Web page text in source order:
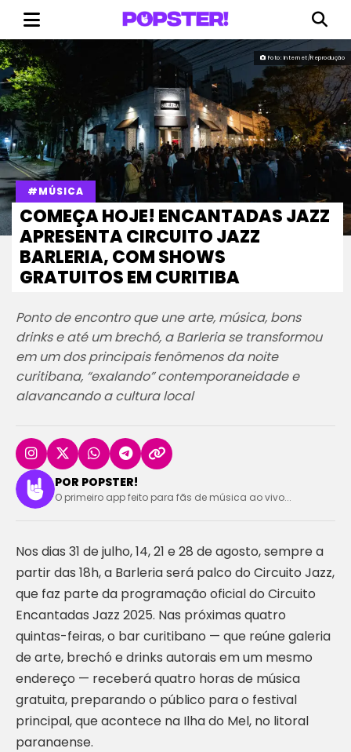
Foto: Internet/Reprodução
#MÚSICA
COMEÇA HOJE! ENCANTADAS JAZZ
APRESENTA CIRCUITO JAZZ
BARLERIA, COM SHOWS
GRATUITOS EM CURITIBA
Ponto de encontro que une arte, música, bons
drinks e até um brechó, a Barleria se transformou
em um dos principais fenômenos da noite
curitibana, “exalando” contemporaneidade e
alavancando a cultura local
POR POPSTER!
O primeiro app feito para fãs de música ao vivo...
Nos dias 31 de julho, 14, 21 e 28 de agosto, sempre a
partir das 18h, a Barleria será palco do Circuito Jazz,
que faz parte da programação oficial do Circuito
Encantadas Jazz 2025. Nas próximas quatro
quintas-feiras, o bar curitibano — que reúne galeria
de arte, brechó e drinks autorais em um mesmo
endereço — receberá quatro horas de música
gratuita, preparando o público para o festival
principal, que acontece na Ilha do Mel, no litoral
paranaense.